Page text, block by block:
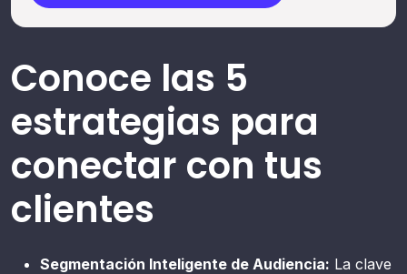
Conoce las 5
estrategias para
conectar con tus
clientes
Segmentación Inteligente de Audiencia: La clave